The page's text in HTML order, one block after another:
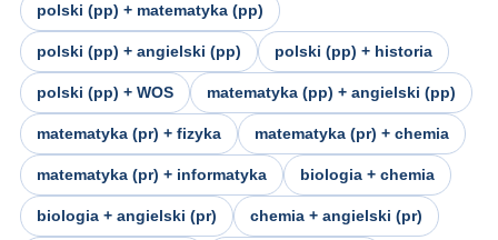
polski (pp) + matematyka (pp)
polski (pp) + angielski (pp) polski (pp) + historia
polski (pp) + WOS matematyka (pp) + angielski (pp)
matematyka (pr) + fizyka matematyka (pr) + chemia
matematyka (pr) + informatyka biologia + chemia
biologia + angielski (pr) chemia + angielski (pr)